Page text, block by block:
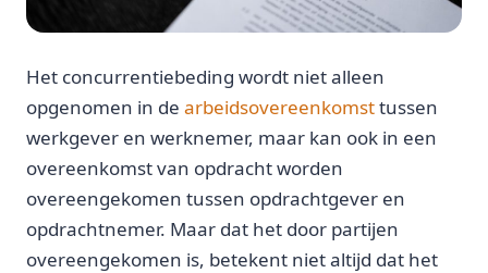
Het concurrentiebeding wordt niet alleen
opgenomen in de arbeidsovereenkomsttussen
werkgever en werknemer, maar kan ook in een
overeenkomst van opdracht worden
overeengekomen tussen opdrachtgever en
opdrachtnemer. Maar dat het door partijen
overeengekomen is, betekent niet altijd dat het